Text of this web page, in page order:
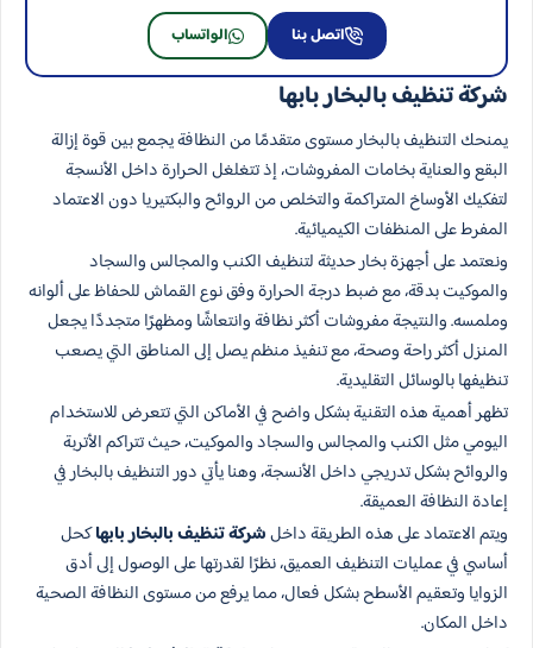
اتصل بنا الواتساب
شركة تنظيف بالبخار بابها
يمنحك التنظيف بالبخار مستوى متقدمًا من النظافة يجمع بين قوة إزالة
البقع والعناية بخامات المفروشات، إذ تتغلغل الحرارة داخل الأنسجة
لتفكيك الأوساخ المتراكمة والتخلص من الروائح والبكتيريا دون الاعتماد
المفرط على المنظفات الكيميائية.
ونعتمد على أجهزة بخار حديثة لتنظيف الكنب والمجالس والسجاد
والموكيت بدقة، مع ضبط درجة الحرارة وفق نوع القماش للحفاظ على ألوانه
وملمسه. والنتيجة مفروشات أكثر نظافة وانتعاشًا ومظهرًا متجددًا يجعل
المنزل أكثر راحة وصحة، مع تنفيذ منظم يصل إلى المناطق التي يصعب
تنظيفها بالوسائل التقليدية.
تظهر أهمية هذه التقنية بشكل واضح في الأماكن التي تتعرض للاستخدام
اليومي مثل الكنب والمجالس والسجاد والموكيت، حيث تتراكم الأتربة
والروائح بشكل تدريجي داخل الأنسجة، وهنا يأتي دور التنظيف بالبخار في
إعادة النظافة العميقة.
ويتم الاعتماد على هذه الطريقة داخلشركة تنظيف بالبخار بابهاكحل
أساسي في عمليات التنظيف العميق، نظرًا لقدرتها على الوصول إلى أدق
الزوايا وتعقيم الأسطح بشكل فعال، مما يرفع من مستوى النظافة الصحية
داخل المكان.